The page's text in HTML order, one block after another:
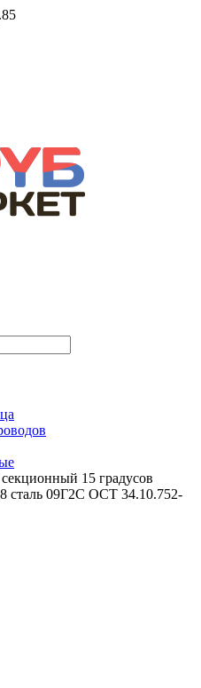
15 градусов
сталь 09Г2С ОСТ 34.10.752-